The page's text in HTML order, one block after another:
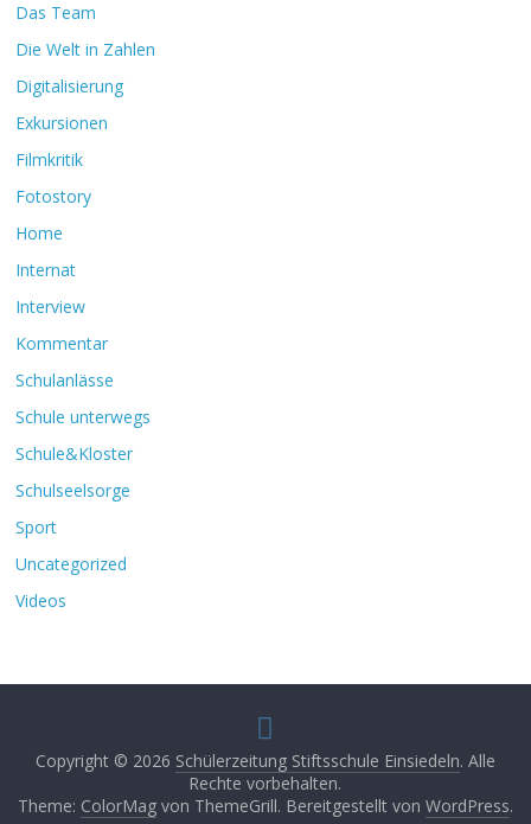
Das Team
Die Welt in Zahlen
Digitalisierung
Exkursionen
Filmkritik
Fotostory
Home
Internat
Interview
Kommentar
Schulanlässe
Schule unterwegs
Schule&Kloster
Schulseelsorge
Sport
Uncategorized
Videos
Copyright © 2026 Schülerzeitung Stiftsschule Einsiedeln. Alle
Rechte vorbehalten.
Theme: ColorMagvon ThemeGrill. Bereitgestellt von WordPress.